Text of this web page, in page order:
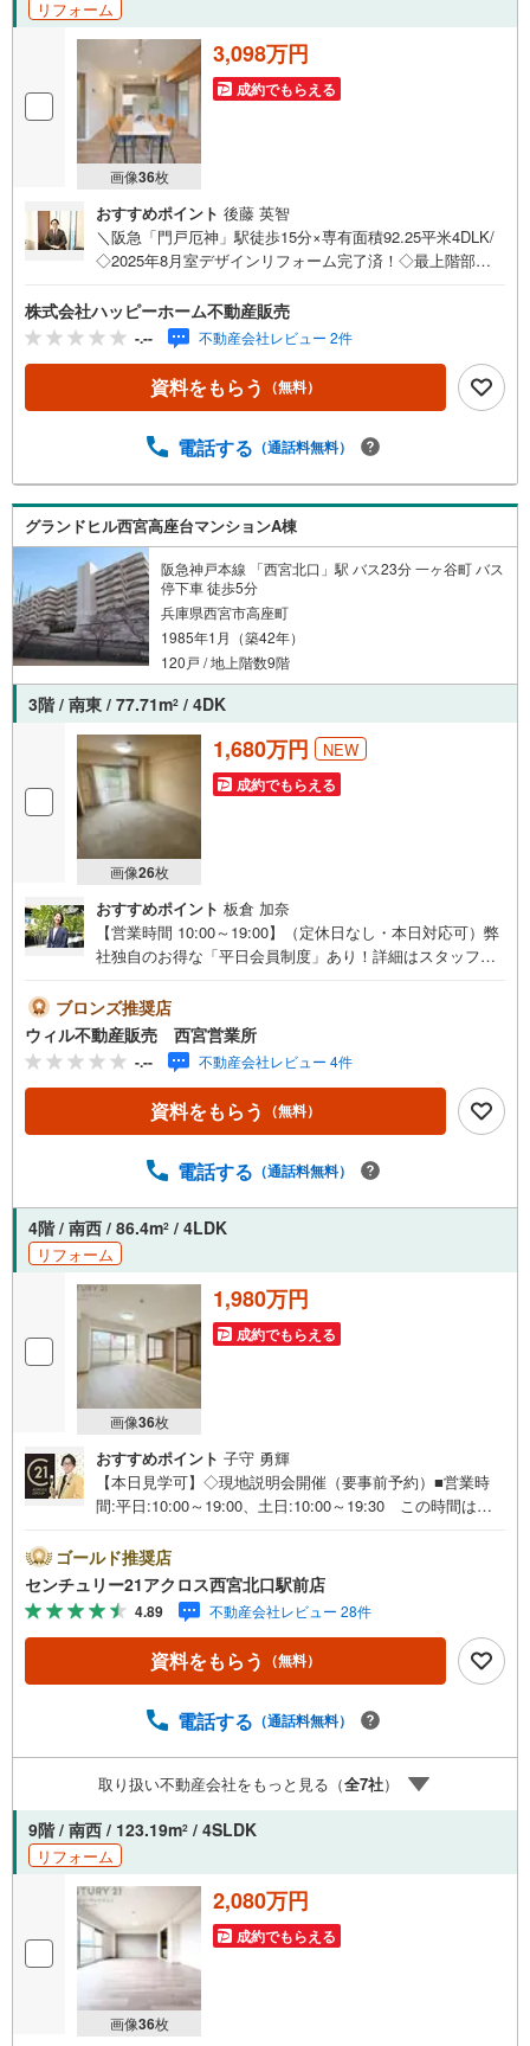
す。ローンに不安のある方もお気軽にご相談ください。
リフォーム
画像36枚
3,098万円
成約でもらえる
おすすめポイント 後藤 英智
＼阪急「門戸厄神」駅徒歩15分×専有面積92.25平米4DLK/
◇2025年8月室デザインリフォーム完了済！◇最上階部分│
内駐車場空き有～リフォーム内容～・水回り一式新調・洗
濯パン新調・フローリング張替・建具新調・DF張替・リペ
ア工事・シート貼り・靴箱新調・ダウンライト新設・エコ
カラット貼り・ハウスクリーニングetc...【教育施設】広田
小学校:徒歩11分上ケ原中学校:徒歩23分【商業・その他施
ヶ原店:徒歩6分ニシイチドラッグ健康館上ヶ原店:徒歩7分
を心よりお待ちしております。
株式会社ハッピーホーム不動産販売
-.-- 不動産会社レビュー 2件
資料をもらう （無料）
電話する （通話料無料）
グランドヒル西宮高座台マンションA棟
阪急神戸本線 「西宮北口」駅 バス23分 一ヶ谷町 バス
停下車 徒歩5分
兵庫県西宮市高座町
1985年1月（築42年）
120戸 / 地上階数9階
3階 / 南東 / 77.71m2 / 4DK
画像26枚
1,680万円 NEW
成約でもらえる
おすすめポイント 板倉 加奈
【営業時間 10:00～19:00】（定休日なし・本日対応可）弊
社独自のお得な「平日会員制度」あり！詳細はスタッフま
テム「Willing Navi」で市場にある全ての物件から唯一無二
のお住まい探しのお手伝いをいたします！お気軽にご連絡
下さい！現地を見学される場合は「室内・現地を見学する
（無料）」ボタンよりご希望の日時をご記入いただくとス
ムーズにご案内が可能です。【個人事業主の方や会社経営
者の方など住宅ローンにお困りの方】弊社には専属のファ
ローンが難しい方もしっかりサポートいたします！ zoom
ォーム・ローン相談等お住まいに関わることは何でもご相
談ください。夜7時まで営業しております。現地待ち合わせ
可。最寄り駅までの送迎も可能です。
ブロンズ推奨店
ウィル不動産販売 西宮営業所
-.-- 不動産会社レビュー 4件
資料をもらう （無料）
電話する （通話料無料）
4階 / 南西 / 86.4m2 / 4LDK
リフォーム
画像36枚
1,980万円
成約でもらえる
おすすめポイント 子守 勇輝
【本日見学可】◇現地説明会開催（要事前予約）■営業時
間:平日:10:00～19:00、土日:10:00～19:30 この時間はお
9月リフォーム履歴あり。阪急「西宮北口」駅までバス移動
が便利です♪4LDKと部屋数も多く、家族の多い方にもおす
すめ。南西向き・両面バルコニー付きで陽当たり通風良
好。○センチュリー21アクロスグループの3つの特徴○■セン
チュリー21グループで28年連続No.1（1997年～2024年兵庫
地区仲介実績） 西宮・尼崎・伊丹・宝塚にて8店舗展開
車場、キッズスペースがございます。 8店舗すべて駅前に
れでもご安心ください。■取り扱い物件多数ございます。
地域密着の当店では2000万円台の新築戸建や、1000万円台
の中古マンションを始め多数物件を取り扱っています。Ya
hoo！不動産に掲載しきれない物件もご紹介できます。
ゴールド推奨店
センチュリー21アクロス西宮北口駅前店
4.89 不動産会社レビュー 28件
資料をもらう （無料）
電話する （通話料無料）
取り扱い不動産会社をもっと見る（全7社）
9階 / 南西 / 123.19m2 / 4SLDK
リフォーム
画像36枚
2,080万円
成約でもらえる